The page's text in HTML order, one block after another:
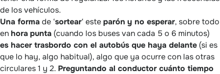
de los vehículos.
Una formade ‘sortear‘ esteparón y no esperar, sobre todo
enhorapunta (cuando los buses van cada 5 o 6 minutos)
es hacer trasbordo con el autobús que haya delante (si es
que lo hay, algo habitual), algo que ya ocurre con las otras
circulares 1 y 2. Preguntando al conductor cuánto tiempo